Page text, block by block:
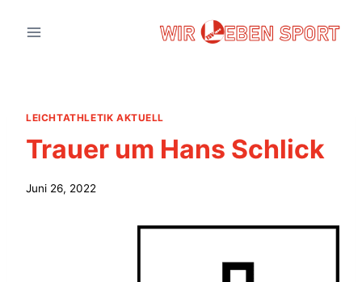
Inhalt
LEICHTATHLETIK AKTUELL
Trauer um Hans Schlick
Juni 26, 2022